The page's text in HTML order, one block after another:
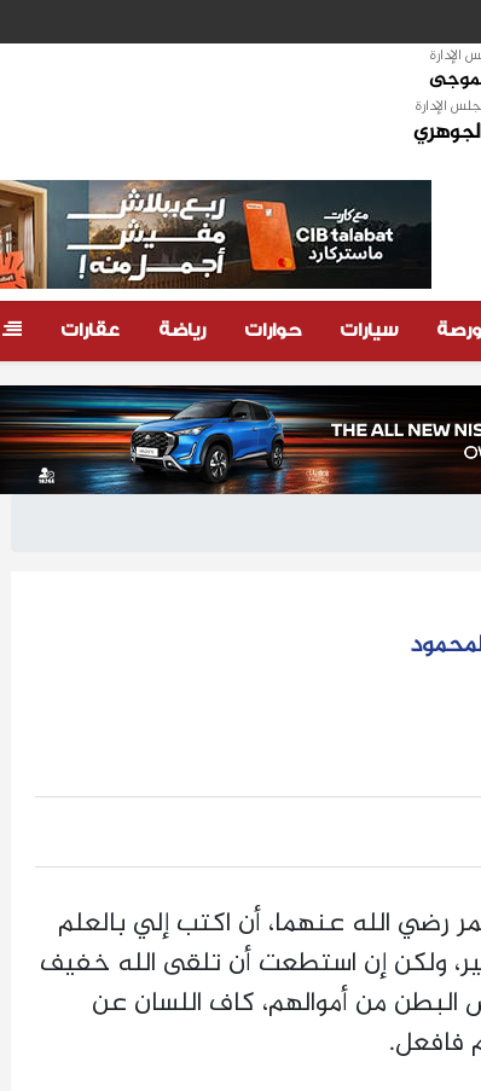
الإدارة
سيارات حوارات رياضة عقارات
رضي الله عنهما، أن اكتب إلي بالعلم
ولكن إن استطعت أن تلقى الله خفيف
من أموالهم، كاف اللسان عن
فافعل.